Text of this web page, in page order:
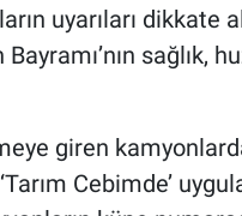
uyarıları dikkate
Bayramı’nın
giren
Cebimde’